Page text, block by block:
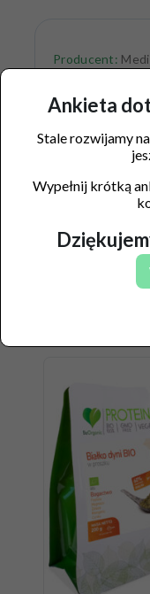
Producent:
Ankieta
Stale rozwijamy
Wypełnij krótką